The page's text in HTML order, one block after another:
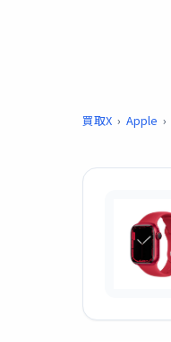
買取X › Apple ›